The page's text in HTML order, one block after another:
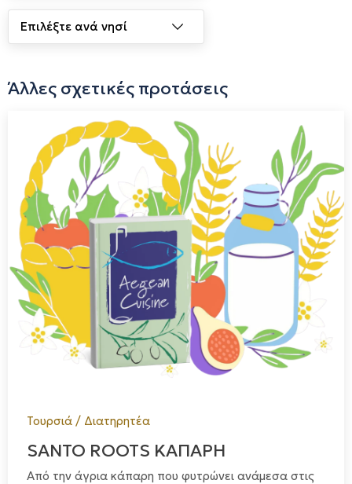
Άλλες σχετικές προτάσεις
Τουρσιά / Διατηρητέα
SANTO ROOTS ΚΑΠΑΡΗ
Από την άγρια κάπαρη που φυτρώνει ανάμεσα στις